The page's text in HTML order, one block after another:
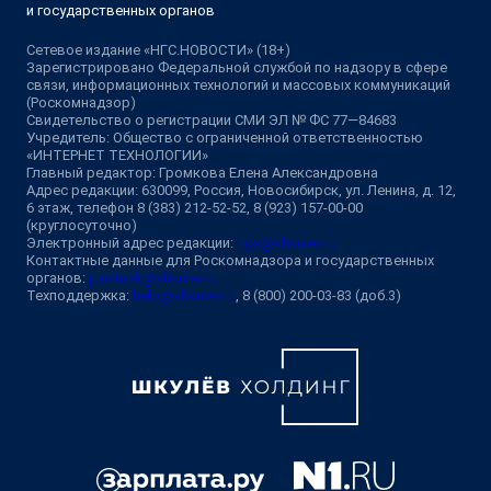
и государственных органов
Сетевое издание «НГС.НОВОСТИ» (18+)
Зарегистрировано Федеральной службой по надзору в сфере
связи, информационных технологий и массовых коммуникаций
(Роскомнадзор)
Свидетельство о регистрации СМИ ЭЛ № ФС 77—84683
Учредитель: Общество с ограниченной ответственностью
«ИНТЕРНЕТ ТЕХНОЛОГИИ»
Главный редактор: Громкова Елена Александровна
Адрес редакции: 630099, Россия, Новосибирск, ул. Ленина, д. 12,
6 этаж, телефон 8 (383) 212-52-52, 8 (923) 157-00-00
(круглосуточно)
Электронный адрес редакции: ngs@shkulev.ru
Контактные данные для Роскомнадзора и государственных
органов: juristnsk@shkulev.ru
Техподдержка: help@shkulev.ru, 8 (800) 200-03-83 (доб.3)